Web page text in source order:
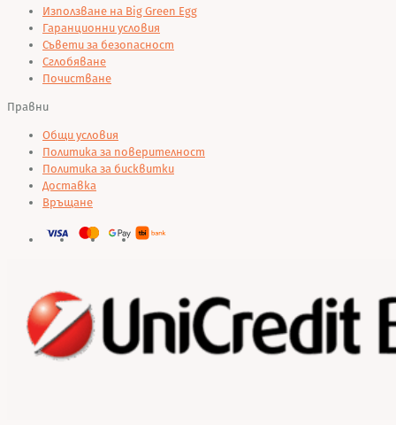
Използване на Big Green Egg
Гаранционни условия
Съвети за безопасност
Сглобяване
Почистване
Правни
Общи условия
Политика за поверителност
Политика за бисквитки
Доставка
Връщане